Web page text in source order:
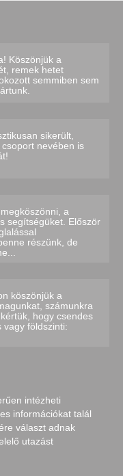
Köszönjük a
remek hetet
semmiben sem
sikerült,
nevében is
a
segítségüket. Először
részünk, de
köszönjük a
számunkra
hogy csendes
vagy földszinti:
intézheti
információkat talál
választ adnak
utazást